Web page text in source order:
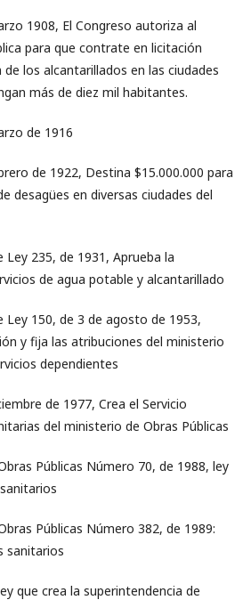
1908, El Congreso autoriza al
para que contrate en licitación
los alcantarillados en las ciudades
más de diez mil habitantes.
de 1916
de 1922, Destina $15.000.000 para
desagües en diversas ciudades del
235, de 1931, Aprueba la
de agua potable y alcantarillado
Ley 150, de 3 de agosto de 1953,
y fija las atribuciones del ministerio
dependientes
de 1977, Crea el Servicio
del ministerio de Obras Públicas
Públicas Número 70, de 1988, ley
Públicas Número 382, de 1989:
sanitarios
que crea la superintendencia de